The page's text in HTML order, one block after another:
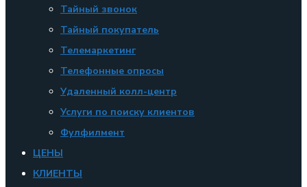
Тайный звонок
Тайный покупатель
Телемаркетинг
Телефонные опросы
Удаленный колл-центр
Услуги по поиску клиентов
Фулфилмент
ЦЕНЫ
КЛИЕНТЫ